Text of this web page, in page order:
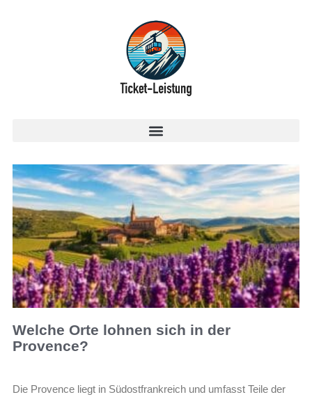
Welche Orte lohnen sich in der
Provence?
Die Provence liegt in Südostfrankreich und umfasst Teile der